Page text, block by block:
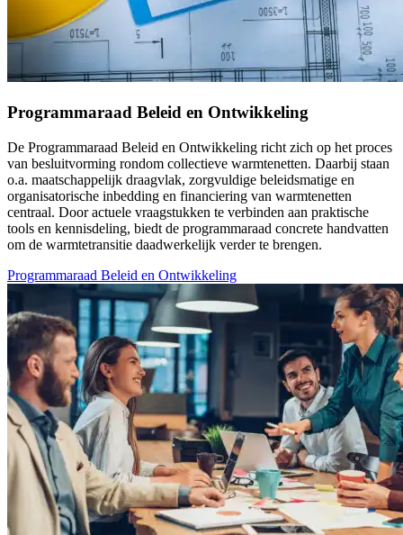
Programmaraad Beleid en Ontwikkeling
De Programmaraad Beleid en Ontwikkeling richt zich op het proces
van besluitvorming rondom collectieve warmtenetten. Daarbij staan
o.a. maatschappelijk draagvlak, zorgvuldige beleidsmatige en
organisatorische inbedding en financiering van warmtenetten
centraal. Door actuele vraagstukken te verbinden aan praktische
tools en kennisdeling, biedt de programmaraad concrete handvatten
om de warmtetransitie daadwerkelijk verder te brengen.
Programmaraad Beleid en Ontwikkeling